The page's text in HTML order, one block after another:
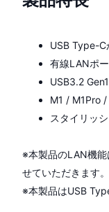
USB Type-
有線LANポ
USB3.2
M1 / M1Pro
スタイリッ
※本製品のLAN機能
せていただきます。
※本製品はUSB